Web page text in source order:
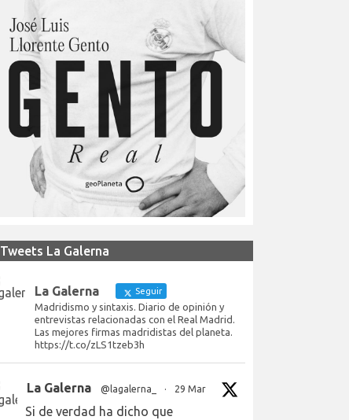
Tweets La Galerna
La Galerna Seguir
Madridismo y sintaxis. Diario de opinión y
entrevistas relacionadas con el Real Madrid.
Las mejores firmas madridistas del planeta.
https://t.co/zLS1tzeb3h
La Galerna @lagalerna_ · 29 Mar
Si de verdad ha dicho que